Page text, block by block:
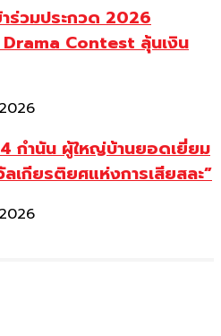
ร่วมประกวด 2026
Contest ลุ้นเงิน
กำนัน ผู้ใหญ่บ้านยอดเยี่ยม
เกียรติยศแห่งการเสียสละ”